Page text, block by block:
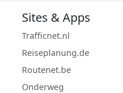
Sites & Apps
Trafficnet.nl
Reiseplanung.de
Routenet.be
Onderweg